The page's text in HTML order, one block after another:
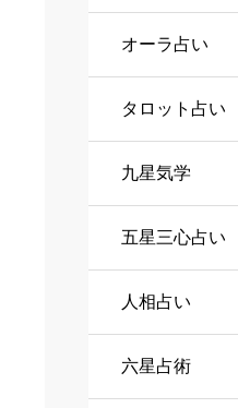
オーラ占い
タロット占い
九星気学
五星三心占い
人相占い
六星占術